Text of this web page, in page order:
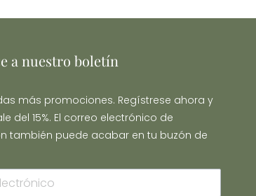
a nuestro boletín
más promociones. Regístrese ahora y
del 15%. El correo electrónico de
también puede acabar en tu buzón de